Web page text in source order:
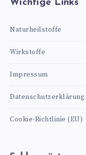
Wichtige Links
Naturheilstoffe
Wirkstoffe
Impressum
Datenschutzerklärung
Cookie-Richtlinie (EU)